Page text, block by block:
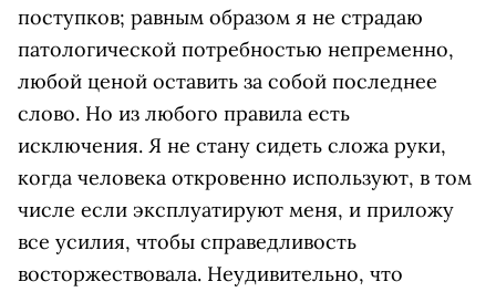
поступков; равным образом я не страдаю
патологической потребностью непременно,
любой ценой оставить за собой последнее
слово. Но из любого правила есть
исключения. Я не стану сидеть сложа руки,
когда человека откровенно используют, в том
числе если эксплуатируют меня, и приложу
все усилия, чтобы справедливость
восторжествовала. Неудивительно, что